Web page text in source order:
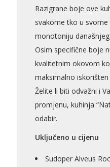
AKCIJA! Pločasti
lakovi
Razigrane boje ove
svakome tko u
monotoniju
Osim specifične boje
kvalitetnim okovom
maksimalno
Želite li biti odvažni i
promjenu, kuhinja
odabir.
Uključeno u cijenu
Sudoper Alveus